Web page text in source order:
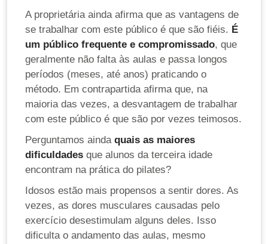
A proprietária ainda afirma que as vantagens de
se trabalhar com este público é que são fiéis. É
um público frequente e compromissado, que
geralmente não falta às aulas e passa longos
períodos (meses, até anos) praticando o
método. Em contrapartida afirma que, na
maioria das vezes, a desvantagem de trabalhar
com este público é que são por vezes teimosos.
Perguntamos ainda quais as maiores
dificuldades que alunos da terceira idade
encontram na prática do pilates?
Idosos estão mais propensos a sentir dores. As
vezes, as dores musculares causadas pelo
exercício desestimulam alguns deles. Isso
dificulta o andamento das aulas, mesmo